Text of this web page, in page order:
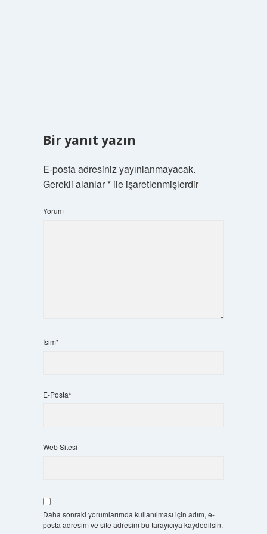
Bir yanıt yazın
E-posta adresiniz yayınlanmayacak.
Gerekli alanlar*ile işaretlenmişlerdir
Yorum
İsim*
E-Posta*
Web Sitesi
Daha sonraki yorumlarımda kullanılması için adım, e-
posta adresim ve site adresim bu tarayıcıya kaydedilsin.